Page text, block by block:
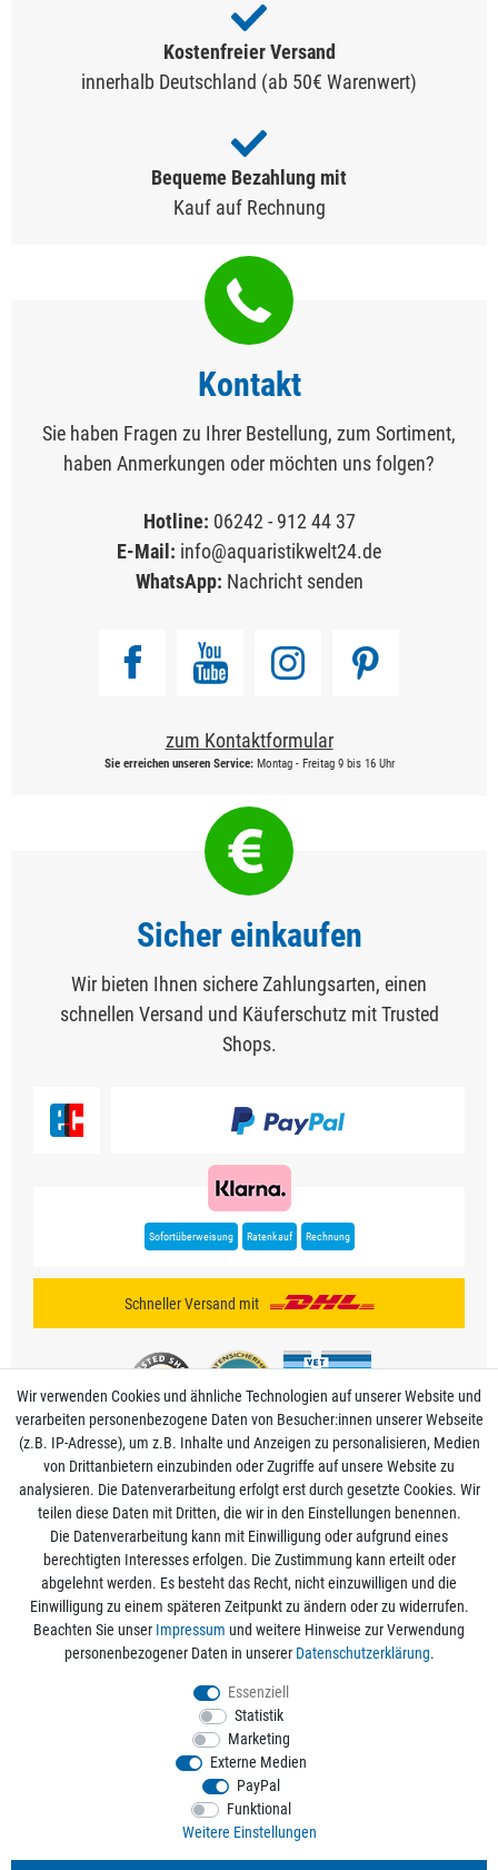
Kostenfreier Versand
innerhalb Deutschland (ab 50€ Warenwert)
Bequeme Bezahlung mit
Kauf auf Rechnung
Kontakt
Sie haben Fragen zu Ihrer Bestellung, zum Sortiment,
haben Anmerkungen oder möchten uns folgen?
Hotline: 06242 - 912 44 37
E-Mail: info@aquaristikwelt24.de
WhatsApp: Nachricht senden
zum Kontaktformular
Sie erreichen unseren Service:Montag - Freitag 9 bis 16 Uhr
Sicher einkaufen
Wir bieten Ihnen sichere Zahlungsarten, einen
schnellen Versand und Käuferschutz mit Trusted
Shops.
Sofortüberweisung Ratenkauf Rechnung
Schneller Versand mit
Mein Konto
Informationen
Rechtliche Angaben
Alle Preise sind inkl. der gesetzlichen Mehrwertsteuer und zzgl.
Kostenloser Versand ab 50€ Bestellwert nur innerhalb Deutschlands.
© 2026 aquaristikwelt24. Alle Rechte vorbehalten. Powered by
Kontakt
Wir verwenden Cookies und ähnliche Technologien auf unserer Website und
verarbeiten personenbezogene Daten von Besucher:innen unserer Webseite
(z.B. IP-Adresse), um z.B. Inhalte und Anzeigen zu personalisieren, Medien
von Drittanbietern einzubinden oder Zugriffe auf unsere Website zu
analysieren. Die Datenverarbeitung erfolgt erst durch gesetzte Cookies. Wir
teilen diese Daten mit Dritten, die wir in den Einstellungen benennen.
Die Datenverarbeitung kann mit Einwilligung oder aufgrund eines
berechtigten Interesses erfolgen. Die Zustimmung kann erteilt oder
abgelehnt werden. Es besteht das Recht, nicht einzuwilligen und die
Einwilligung zu einem späteren Zeitpunkt zu ändern oder zu widerrufen.
Beachten Sie unser Impressum und weitere Hinweise zur Verwendung
personenbezogener Daten in unserer Daten­schutz­erklärung.
Essenziell
Statistik
Marketing
Externe Medien
PayPal
Funktional
Weitere Einstellungen